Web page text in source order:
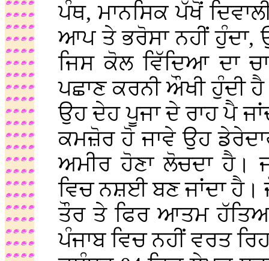
ਪੰਥ, ਮਾਨਸਿਕ ਪੱਖੋਂ
ਆਪ ਤੇ ਭਰੋਸਾ ਨਹੀਂ ਹੁੰਦਾ,
ਜਿਸ ਕੋਲ ਵਿੱਦਿਆ ਦਾ
ਪਛਾਣ ਕਰਨੀ ਔਖੀ ਹੁੰਦੀ
ਉਹ ਦੇਹ ਪੂਜਾ ਦੇ ਰਾਹ ਪੈ
ਕਮਜ਼ੋਰ ਹੋ ਜਾਵੇ ਉਹ
ਅਮੀਰ ਹੋਣਾ ਲੋਚਦਾ ਹੈ।
ਵਿਚ ਨਸ਼ਈ ਬਣ ਜਾਂਦਾ
ਤੌਰ ਤੇ ਫਿਰ ਆਤਮ
ਪੰਜਾਬ ਵਿਚ ਨਹੀਂ ਵਰਤ